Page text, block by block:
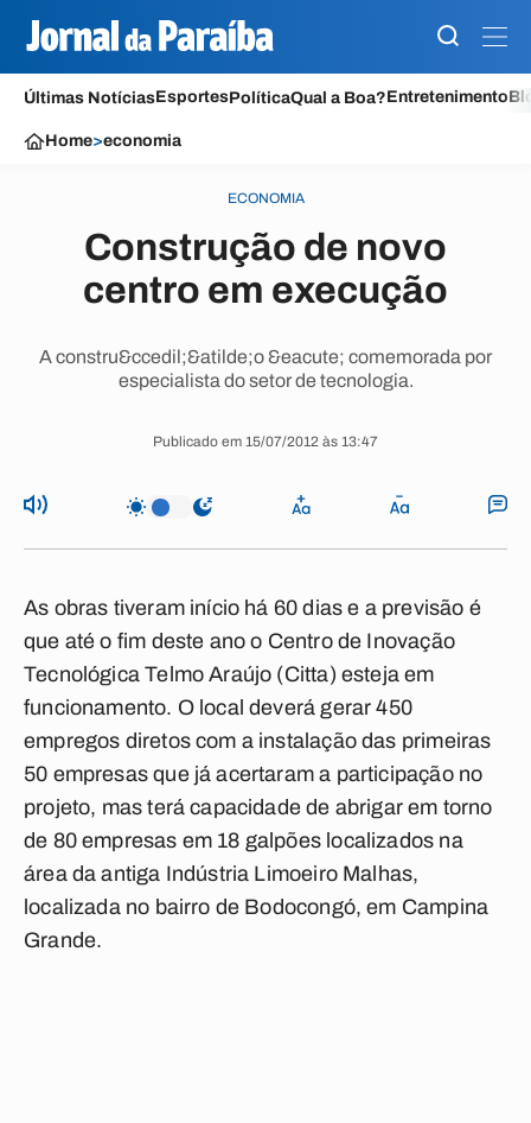
Últimas NotíciasEsportesPolíticaQual a Boa?Entretenimento
Home>economia
ECONOMIA
Construção de novo
centro em execução
A constru&ccedil;&atilde;o &eacute; comemorada por
especialista do setor de tecnologia.
Publicado em 15/07/2012 às 13:47
As obras tiveram início há 60 dias e a previsão é
que até o fim deste ano o Centro de Inovação
Tecnológica Telmo Araújo (Citta) esteja em
funcionamento. O local deverá gerar 450
empregos diretos com a instalação das primeiras
50 empresas que já acertaram a participação no
projeto, mas terá capacidade de abrigar em torno
de 80 empresas em 18 galpões localizados na
área da antiga Indústria Limoeiro Malhas,
localizada no bairro de Bodocongó, em Campina
Grande.